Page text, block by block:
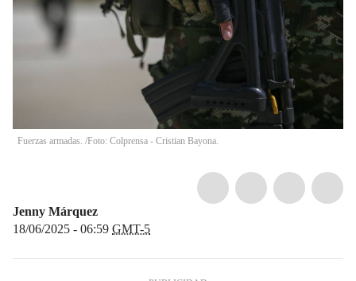
Fuerzas armadas. /Foto: Colprensa - Cristian Bayona.
Jenny Márquez
18/06/2025 - 06:59 GMT-5